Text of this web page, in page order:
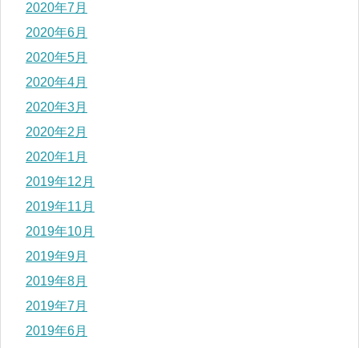
2020年7月
2020年6月
2020年5月
2020年4月
2020年3月
2020年2月
2020年1月
2019年12月
2019年11月
2019年10月
2019年9月
2019年8月
2019年7月
2019年6月